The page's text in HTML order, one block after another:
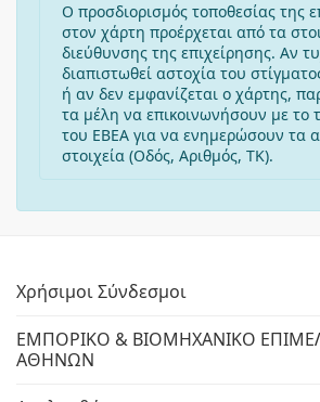
Ο προσδιορισμός τοποθεσίας της
στον χάρτη προέρχεται από τα
διεύθυνσης της επιχείρησης. Αν
διαπιστωθεί αστοχία του
ή αν δεν εμφανίζεται ο χάρτης,
τα μέλη να επικοινωνήσουν με
του ΕΒΕΑ για να ενημερώσουν τα
στοιχεία (Οδός, Αριθμός, ΤΚ).
Χρήσιμοι Σύνδεσμοι
ΕΜΠΟΡΙΚΟ & ΒΙΟΜΗΧΑΝΙΚΟ
ΑΘΗΝΩΝ